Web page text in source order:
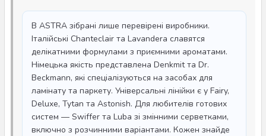
В ASTRA зібрані лише перевірені виробники.
Італійські Chanteclair та Lavandera славятся
делікатними формулами з приємними ароматами.
Німецька якість представлена Denkmit та Dr.
Beckmann, які спеціалізуються на засобах для
ламінату та паркету. Універсальні лінійки є у Fairy,
Deluxe, Tytan та Astonish. Для любителів готових
систем — Swiffer та Luba зі змінними серветками,
включно з розчинними варіантами. Кожен знайде